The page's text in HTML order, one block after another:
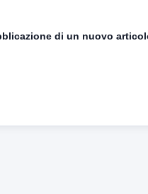
di un nuovo